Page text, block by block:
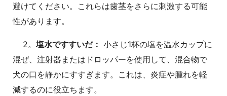
避けてください。これらは歯茎をさらに刺激する可能
性があります。
2。 塩水ですすいだ： 小さじ1杯の塩を温水カップに
混ぜ、注射器またはドロッパーを使用して、混合物で
犬の口を静かにすすぎます。これは、炎症や腫れを軽
減するのに役立ちます。